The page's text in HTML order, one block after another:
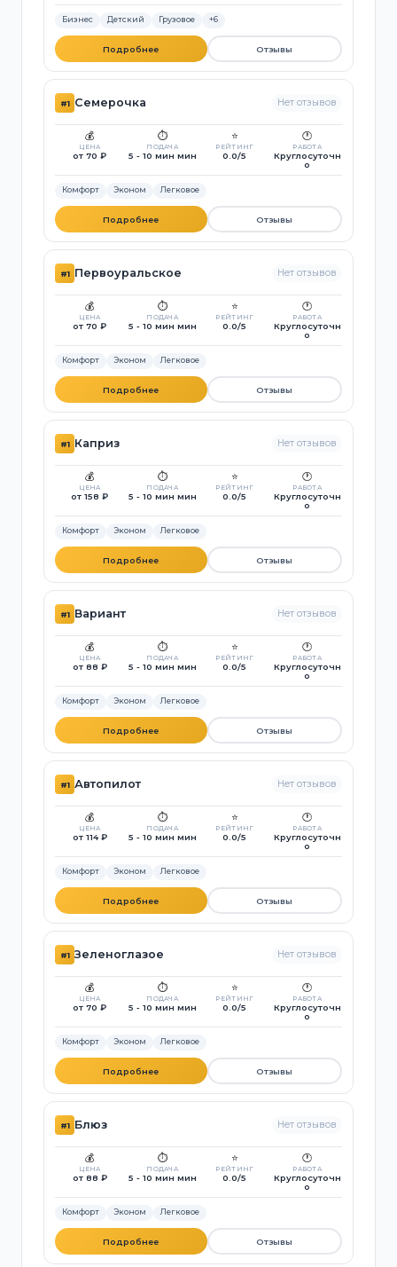
Бизнес Детский Грузовое +6
Подробнее Отзывы
#1 Семерочка Нет отзывов
💰
ЦЕНА
от 70 ₽
⏱️
ПОДАЧА
5 - 10 мин мин
⭐
РЕЙТИНГ
0.0/5
🕐
РАБОТА
Круглосуточн
о
Комфорт Эконом Легковое
Подробнее Отзывы
#1 Первоуральское Нет отзывов
💰
ЦЕНА
от 70 ₽
⏱️
ПОДАЧА
5 - 10 мин мин
⭐
РЕЙТИНГ
0.0/5
🕐
РАБОТА
Круглосуточн
о
Комфорт Эконом Легковое
Подробнее Отзывы
#1 Каприз Нет отзывов
💰
ЦЕНА
от 158 ₽
⏱️
ПОДАЧА
5 - 10 мин мин
⭐
РЕЙТИНГ
0.0/5
🕐
РАБОТА
Круглосуточн
о
Комфорт Эконом Легковое
Подробнее Отзывы
#1 Вариант Нет отзывов
💰
ЦЕНА
от 88 ₽
⏱️
ПОДАЧА
5 - 10 мин мин
⭐
РЕЙТИНГ
0.0/5
🕐
РАБОТА
Круглосуточн
о
Комфорт Эконом Легковое
Подробнее Отзывы
#1 Автопилот Нет отзывов
💰
ЦЕНА
от 114 ₽
⏱️
ПОДАЧА
5 - 10 мин мин
⭐
РЕЙТИНГ
0.0/5
🕐
РАБОТА
Круглосуточн
о
Комфорт Эконом Легковое
Подробнее Отзывы
#1 Зеленоглазое Нет отзывов
💰
ЦЕНА
от 70 ₽
⏱️
ПОДАЧА
5 - 10 мин мин
⭐
РЕЙТИНГ
0.0/5
🕐
РАБОТА
Круглосуточн
о
Комфорт Эконом Легковое
Подробнее Отзывы
#1 Блюз Нет отзывов
💰
ЦЕНА
от 88 ₽
⏱️
ПОДАЧА
5 - 10 мин мин
⭐
РЕЙТИНГ
0.0/5
🕐
РАБОТА
Круглосуточн
о
Комфорт Эконом Легковое
Подробнее Отзывы